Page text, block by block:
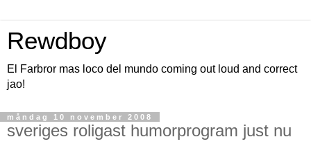
Rewdboy
El Farbror mas loco del mundo coming out loud and correct
jao!
måndag 10 november 2008
sveriges roligast humorprogram just nu